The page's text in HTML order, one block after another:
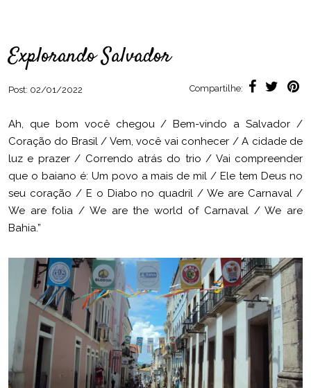
Explorando Salvador
Post: 02/01/2022 Compartilhe:
Ah, que bom você chegou / Bem-vindo a Salvador /
Coração do Brasil / Vem, você vai conhecer / A cidade de
luz e prazer / Correndo atrás do trio / Vai compreender
que o baiano é: Um povo a mais de mil / Ele tem Deus no
seu coração / E o Diabo no quadril / We are Carnaval /
We are folia / We are the world of Carnaval / We are
Bahia.”